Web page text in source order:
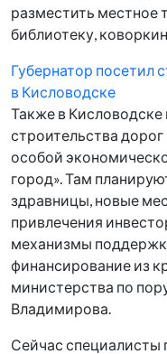
разместить местное
библиотеку,
Губернатор посетил
в Кисловодске
Также в Кисловодске
строительства
особой
город». Там
здравницы, новые
привлечения
механизмы
финансирование из
министерства по
Владимирова.
Сейчас специалисты